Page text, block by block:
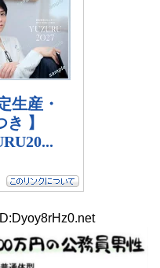
ID:Dyoy8rHz0.net